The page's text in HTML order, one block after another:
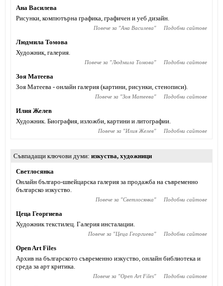
Ана Василева
Рисунки, компютърна графика, графичен и уеб дизайн.
Повече за "Ана Василева" Подобни сайтове
Людмила Томова
Художник, галерия.
Повече за "Людмила Томова" Подобни сайтове
Зоя Матеева
Зоя Матеева - онлайн галерия (картини, рисунки, стенописи).
Повече за "Зоя Матеева" Подобни сайтове
Илия Желев
Художник. Биография, изложби, картини и литографии.
Повече за "Илия Желев" Подобни сайтове
Съвпадащи ключови думи изкуства, художници
Светлосянка
Онлайн българо-швейцарска галерия за продажба на съвременно
българско изкуство.
Повече за "Светлосянка" Подобни сайтове
Цеца Георгиева
Художник текстилец. Галерия инсталации.
Повече за "Цеца Георгиева" Подобни сайтове
Open Art Files
Архив на българското съвременно изкуство, онлайн библиотека и
среда за арт критика.
Повече за "Open Art Files" Подобни сайтове